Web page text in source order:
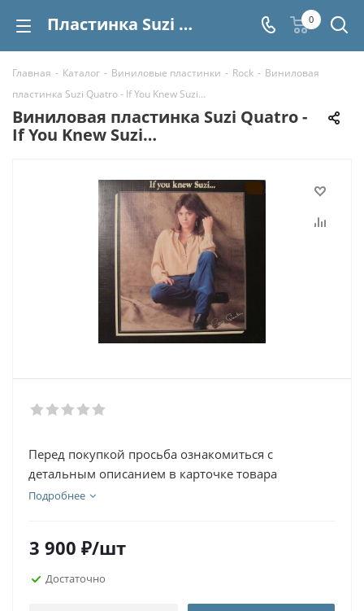
Пластинка Suzi Quatro - If You Knew Suzi… купить | Интернет-магазин СтереоВинил 0
Главная - Каталог - Виниловые пластинки - Rock - Виниловая
пластинка Suzi Quatro - If You Knew Suzi…
Виниловая пластинка Suzi Quatro -
If You Knew Suzi…
Перед покупкой просьба ознакомиться с
детальным описанием в карточке товара
Подробнее
3 900 ₽/шт
Достаточно